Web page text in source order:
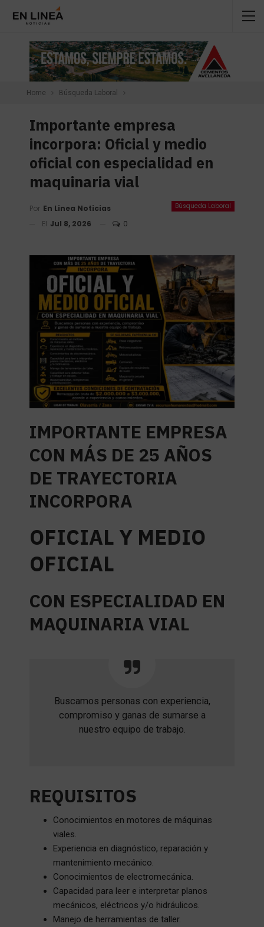
Home Búsqueda Laboral
Importante empresa
incorpora: Oficial y medio
oficial con especialidad en
maquinaria vial
Búsqueda Laboral
Por En Linea Noticias
El Jul 8, 2026 0
IMPORTANTE EMPRESA
CON MÁS DE 25 AÑOS
DE TRAYECTORIA
INCORPORA
OFICIAL Y MEDIO
OFICIAL
CON ESPECIALIDAD EN
MAQUINARIA VIAL
Buscamos personas con experiencia,
compromiso y ganas de sumarse a
nuestro equipo de trabajo.
REQUISITOS
Conocimientos en motores de máquinas
viales.
Experiencia en diagnóstico, reparación y
mantenimiento mecánico.
Conocimientos de electromecánica.
Capacidad para leer e interpretar planos
mecánicos, eléctricos y/o hidráulicos.
Manejo de herramientas de taller.